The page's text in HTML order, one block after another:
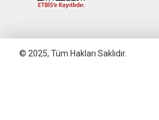
© 2025, Tüm Hakları Saklıdır.